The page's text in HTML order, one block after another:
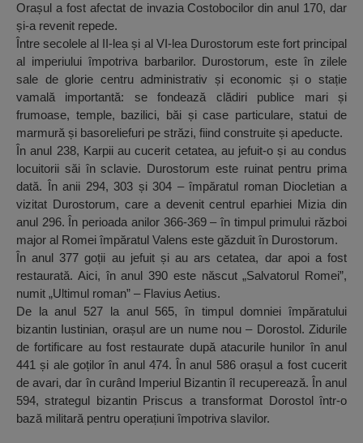
Orașul a fost afectat de invazia Costobocilor din anul 170, dar
și-a revenit repede.
Între secolele al II-lea și al VI-lea Durostorum este fort principal
al imperiului împotriva barbarilor. Durostorum, este în zilele
sale de glorie centru administrativ și economic și o stație
vamală importantă: se fondează clădiri publice mari și
frumoase, temple, bazilici, băi și case particulare, statui de
marmură și basoreliefuri pe străzi, fiind construite și apeducte.
În anul 238, Karpii au cucerit cetatea, au jefuit-o și au condus
locuitorii săi în sclavie. Durostorum este ruinat pentru prima
dată. În anii 294, 303 și 304 – împăratul roman Diocletian a
vizitat Durostorum, care a devenit centrul eparhiei Mizia din
anul 296. În perioada anilor 366-369 – în timpul primului război
major al Romei împăratul Valens este găzduit în Durostorum.
În anul 377 goții au jefuit și au ars cetatea, dar apoi a fost
restaurată. Aici, în anul 390 este născut „Salvatorul Romei”,
numit „Ultimul roman” – Flavius Aetius.
De la anul 527 la anul 565, în timpul domniei împăratului
bizantin Iustinian, orașul are un nume nou – Dorostol. Zidurile
de fortificare au fost restaurate după atacurile hunilor în anul
441 și ale goților în anul 474. În anul 586 orașul a fost cucerit
de avari, dar în curând Imperiul Bizantin îl recuperează. În anul
594, strategul bizantin Priscus a transformat Dorostol într-o
bază militară pentru operațiuni împotriva slavilor.